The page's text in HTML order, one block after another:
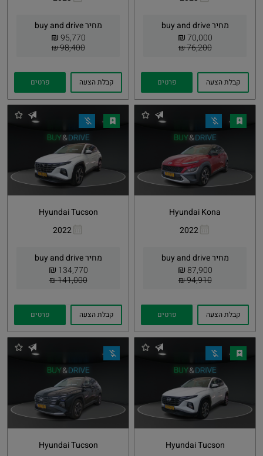
מחיר buy and drive
70,000
₪
76,200 ₪
קבלת הצעה פרטים
מחיר buy and drive
95,770
₪
98,400 ₪
קבלת הצעה פרטים
Hyundai Kona
2022
מחיר buy and drive
87,900
₪
94,910 ₪
Whatsapp
קבלת הצעה פרטים
Hyundai Tucson
2022
מחיר buy and drive
134,770
₪
141,000 ₪
Whatsapp
קבלת הצעה פרטים
Hyundai Tucson
Hyundai Tucson